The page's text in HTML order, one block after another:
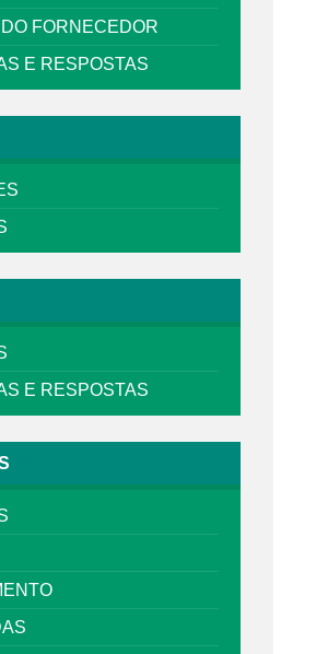
FORNECEDOR
E RESPOSTAS
E RESPOSTAS